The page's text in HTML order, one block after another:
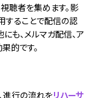
視聴者を集めます。影
することで配信の認
も、メルマガ配信、ア
的です。
進行の流れをリハーサ